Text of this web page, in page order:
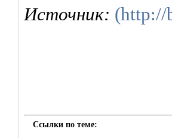
Источник: (http://
Ссылки по теме: